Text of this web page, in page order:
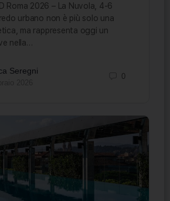
Roma 2026 – La Nuvola, 4-6
urbano non è più solo una
ma rappresenta oggi un
nella…
Seregni
0